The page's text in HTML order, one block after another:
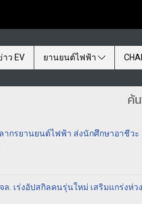
าว EV ยานยนต์ไฟฟ้า
ค้
กรยานยนต์ไฟฟ้า ส่งนักศึกษาอาชีวะ
ล. เร่งอัปสกิลคนรุ่นใหม่ เสริมแกร่งห่ว